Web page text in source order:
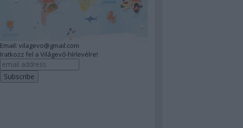
Email: vilagevo@gmail.com
Iratkozz fel a Világevő-hírlevélre!